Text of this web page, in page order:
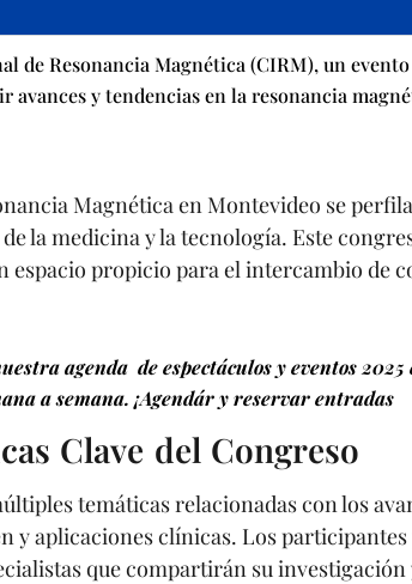
de Resonancia Magnética (CIRM), un
y tendencias en la resonancia
Magnética en Montevideo se
la medicina y la tecnología. Este
espacio propicio para el intercambio de
agenda de espectáculos y eventos
a semana. ¡Agendár y reservar entradas
Clave del Congreso
temáticas relacionadas con los
y aplicaciones clínicas. Los
que compartirán su investigación